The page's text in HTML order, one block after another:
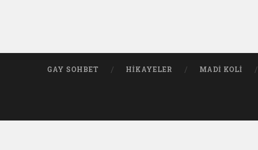
GAY SOHBET HIKAYELER MADI KOLI